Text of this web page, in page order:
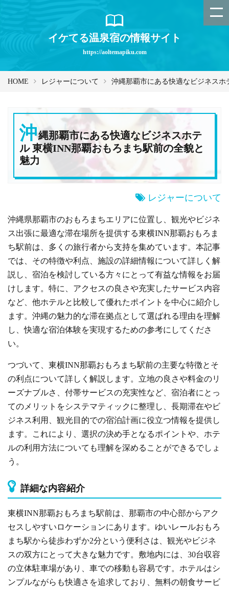
イケてる温泉宿の情報サイト
https://aoltemapiku.com
HOME レジャーについて 沖縄那覇市にある快適なビジネス
沖縄那覇市にある快適なビジネスホテ
ル 東横INN那覇おもろまち駅前の全貌と
魅力
レジャーについて
沖縄県那覇市のおもろまちエリアに位置し、観光やビジネ
ス出張に最適な滞在場所を提供する東横INN那覇おもろま
ち駅前は、多くの旅行者から支持を集めています。本記事
では、その特徴や利点、施設の詳細情報について詳しく解
説し、宿泊を検討している方々にとって有益な情報をお届
けします。特に、アクセスの良さや充実したサービス内容
など、他ホテルと比較して優れたポイントを中心に紹介し
ます。沖縄の魅力的な滞在拠点として選ばれる理由を理解
し、快適な宿泊体験を実現するための参考にしてくださ
い。
つづいて、東横INN那覇おもろまち駅前の主要な特徴とそ
の利点について詳しく解説します。立地の良さや料金のリ
ーズナブルさ、付帯サービスの充実性など、宿泊者にとっ
てのメリットをシステマティックに整理し、長期滞在やビ
ジネス利用、観光目的での宿泊計画に役立つ情報を提供し
ます。これにより、選択の決め手となるポイントや、ホテ
ルの利用方法についても理解を深めることができるでしょ
う。
詳細な内容紹介
東横INN那覇おもろまち駅前は、那覇市の中心部からアク
セスしやすいロケーションにあります。ゆいレールおもろ
まち駅から徒歩わずか2分という便利さは、観光やビジネ
スの双方にとって大きな魅力です。敷地内には、30台収容
の立体駐車場があり、車での移動も容易です。ホテルはシ
ンプルながらも快適さを追求しており、無料の朝食サービ